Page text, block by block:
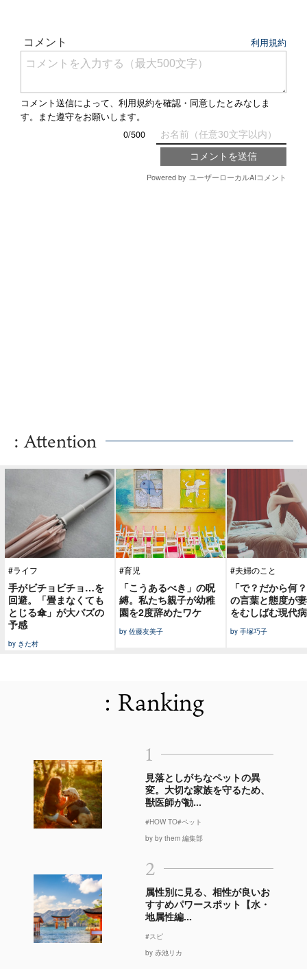
: Attention
#ライフ
手がビチョビチョ…を
回避。「畳まなくても
とじる傘」が大バズの
予感
by きた村
#育児
「こうあるべき」の呪
縛。私たち親子が幼稚
園を2度辞めたワケ
by 佐藤友美子
#夫婦のこと
「で？だから何
の言葉と態度が
をむしばむ現代病
by 手塚巧子
: Ranking
1
見落としがちなペットの異
変。大切な家族を守るため、
獣医師が勧...
#HOW TO#ペット
by by them 編集部
2
属性別に見る、相性が良いお
すすめパワースポット【水・
地属性編...
#スピ
by 赤池リカ